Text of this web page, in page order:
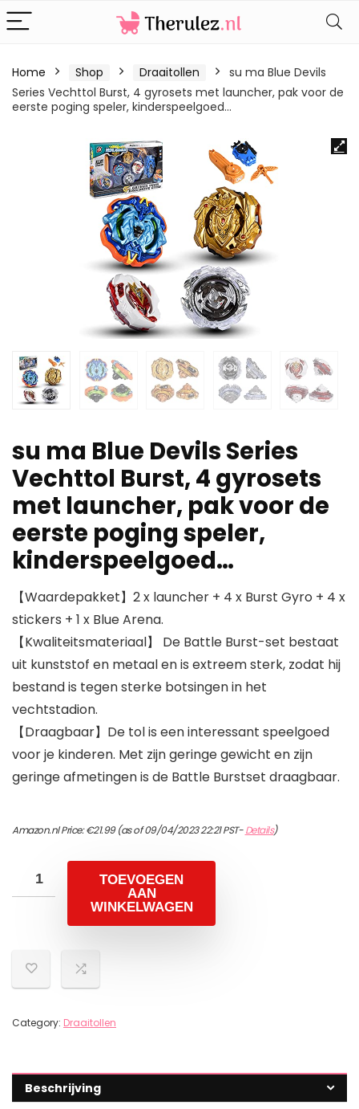
Home Shop Draaitollen
su ma Blue Devils
Series Vechttol Burst, 4 gyrosets met launcher, pak voor de
eerste poging speler, kinderspeelgoed…
su ma Blue Devils Series
Vechttol Burst, 4 gyrosets
met launcher, pak voor de
eerste poging speler,
kinderspeelgoed…
【Waardepakket】2 x launcher + 4 x Burst Gyro + 4 x
stickers + 1 x Blue Arena.
【Kwaliteitsmateriaal】 De Battle Burst-set bestaat
uit kunststof en metaal en is extreem sterk, zodat hij
bestand is tegen sterke botsingen in het
vechtstadion.
【Draagbaar】De tol is een interessant speelgoed
voor je kinderen. Met zijn geringe gewicht en zijn
geringe afmetingen is de Battle Burstset draagbaar.
Amazon.nl Price:€21.99(as of 09/04/2023 22:21 PST-Details)
TOEVOEGEN
AAN
WINKELWAGEN
Category: Draaitollen
Beschrijving